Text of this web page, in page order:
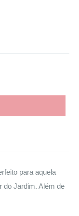
para aquela
do Jardim. Além de